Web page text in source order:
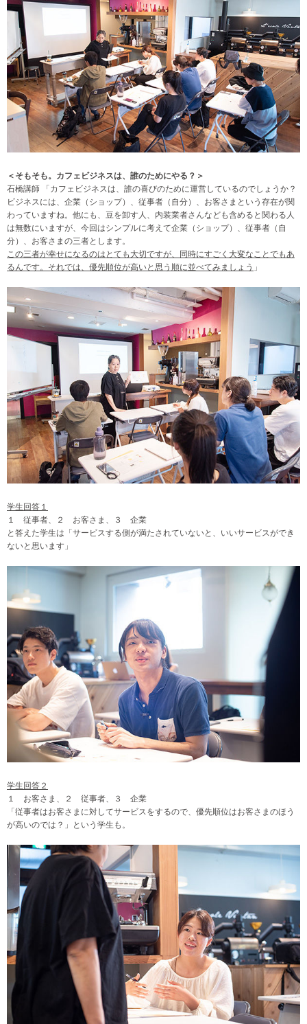
＜そもそも。カフェビジネスは、誰のためにやる？＞
石橋講師 「カフェビジネスは、誰の喜びのために運営しているのでしょうか？
ビジネスには、企業（ショップ）、従事者（自分）、お客さまという存在が関
わっていますね。他にも、豆を卸す人、内装業者さんなども含めると関わる人
は無数にいますが、今回はシンプルに考えて企業（ショップ）、従事者（自
分）、お客さまの三者とします。
この三者が幸せになるのはとても大切ですが、同時にすごく大変なことでもあ
るんです。それでは、優先順位が高いと思う順に並べてみましょう 」
学生回答１
１ 従事者、２ お客さま、３ 企業
と答えた学生は「サービスする側が満たされていないと、いいサービスができ
ないと思います」
学生回答２
１ お客さま、２ 従事者、３ 企業
「従事者はお客さまに対してサービスをするので、優先順位はお客さまのほう
が高いのでは？」という学生も。